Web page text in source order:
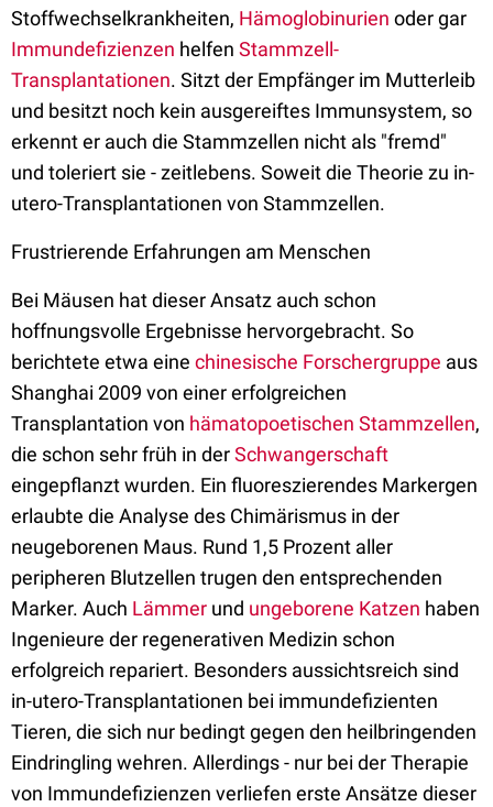
Stoffwechselkrankheiten, Hämoglobinurien oder gar
Immundefizienzen helfen Stammzell-
Transplantationen. Sitzt der Empfänger im Mutterleib
und besitzt noch kein ausgereiftes Immunsystem, so
erkennt er auch die Stammzellen nicht als "fremd"
und toleriert sie - zeitlebens. Soweit die Theorie zu in-
utero-Transplantationen von Stammzellen.
Frustrierende Erfahrungen am Menschen
Bei Mäusen hat dieser Ansatz auch schon
hoffnungsvolle Ergebnisse hervorgebracht. So
berichtete etwa eine chinesische Forschergruppe aus
Shanghai 2009 von einer erfolgreichen
Transplantation von hämatopoetischen Stammzellen,
die schon sehr früh in derSchwangerschaft
eingepflanzt wurden. Ein fluoreszierendes Markergen
erlaubte die Analyse des Chimärismus in der
neugeborenen Maus. Rund 1,5 Prozent aller
peripheren Blutzellen trugen den entsprechenden
Marker. Auch Lämmer und ungeborene Katzen haben
Ingenieure der regenerativen Medizin schon
erfolgreich repariert. Besonders aussichtsreich sind
in-utero-Transplantationen bei immundefizienten
Tieren, die sich nur bedingt gegen den heilbringenden
Eindringling wehren. Allerdings - nur bei der Therapie
von Immundefizienzen verliefen erste Ansätze dieser